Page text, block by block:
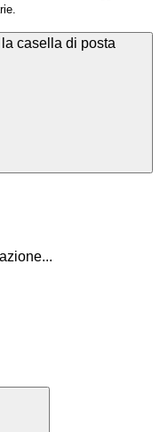
casella di posta